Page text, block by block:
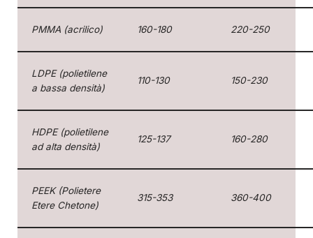
PMMA (acrilico) 160-180 220-250
LDPE (polietilene
a bassa densità)
110-130 150-230
HDPE (polietilene
ad alta densità)
125-137 160-280
PEEK (Polietere
Etere Chetone)
315-353 360-400